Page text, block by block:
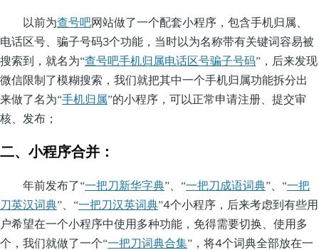
以前为查号吧网站做了一个配套小程序，包含手机归属、
电话区号、骗子号码3个功能，当时以为名称带有关键词容易被
搜索到，就名为“查号吧手机归属电话区号骗子号码”，后来发现
微信限制了模糊搜索，我们就把其中一个手机归属功能拆分出
来做了名为“手机归属”的小程序，可以正常申请注册、提交审
核、发布；
二、小程序合并：
年前发布了“一把刀新华字典”、“一把刀成语词典”、“一把
刀英汉词典”、“一把刀汉英词典”4个小程序，后来考虑到有些用
户希望在一个小程序中使用多种功能，免得需要切换、使用多
个，我们就做了一个“一把刀词典合集”，将4个词典全部放在一